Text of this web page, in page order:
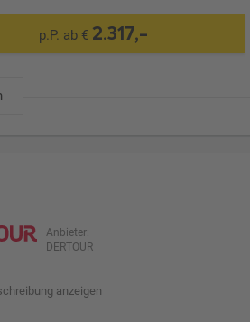
p.P. ab € 2.317,-
Anbieter:
DERTOUR
anzeigen